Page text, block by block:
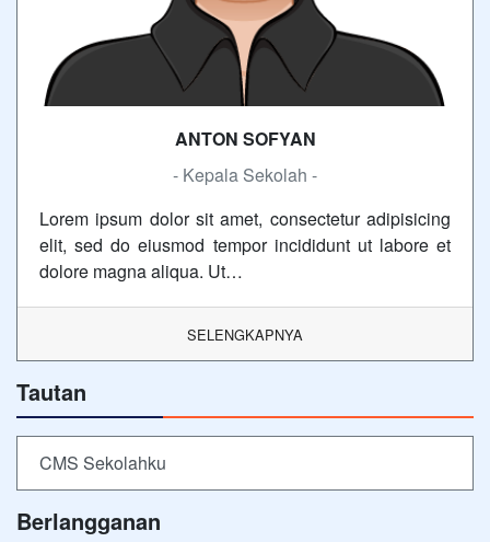
ANTON SOFYAN
- Kepala Sekolah -
Lorem ipsum dolor sit amet, consectetur adipisicing
elit, sed do eiusmod tempor incididunt ut labore et
dolore magna aliqua. Ut…
SELENGKAPNYA
Tautan
CMS Sekolahku
Berlangganan